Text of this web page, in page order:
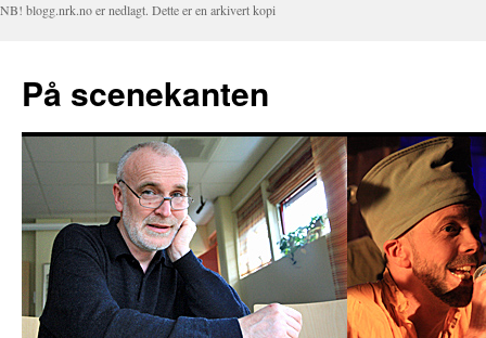
NB! blogg.nrk.no er nedlagt. Dette er en arkivert kopi
På scenekanten